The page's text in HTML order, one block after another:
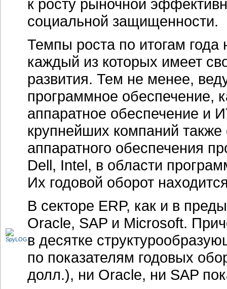
к росту рыночной
социальной защищенности.
Темпы роста по итогам года
каждый из которых имеет
развития. Тем не менее,
программное обеспечение,
аппаратное обеспечение и
крупнейших компаний
аппаратного обеспечения
Dell, Intel, в области
Их годовой оборот
В секторе ERP, как и в
Oracle, SAP и Microsoft.
в десятке
по показателям годовых
долл.), ни Oracle, ни SAP